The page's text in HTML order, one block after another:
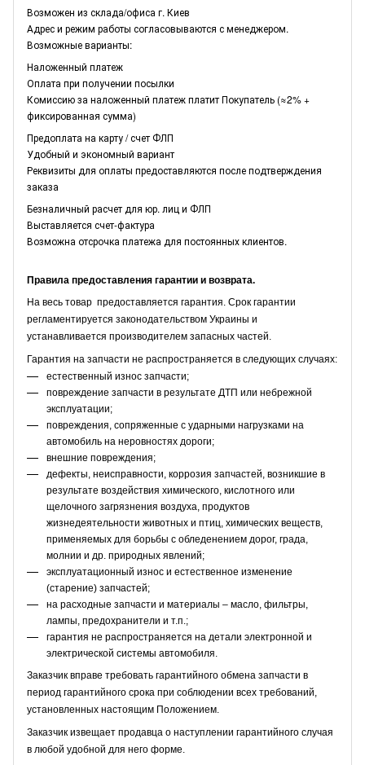
Возможен из склада/офиса г. Киев
Адрес и режим работы согласовываются с менеджером.
Возможные варианты:
Наложенный платеж
Оплата при получении посылки
Комиссию за наложенный платеж платит Покупатель (≈2% +
фиксированная сумма)
Предоплата на карту / счет ФЛП
Удобный и экономный вариант
Реквизиты для оплаты предоставляются после подтверждения
заказа
Безналичный расчет для юр. лиц и ФЛП
Выставляется счет-фактура
Возможна отсрочка платежа для постоянных клиентов.
Правила предоставления гарантии и возврата.
На весь товар предоставляется гарантия. Срок гарантии
регламентируется законодательством Украины и
устанавливается производителем запасных частей.
Гарантия на запчасти не распространяется в следующих случаях:
естественный износ запчасти;
повреждение запчасти в результате ДТП или небрежной
эксплуатации;
повреждения, сопряженные с ударными нагрузками на
автомобиль на неровностях дороги;
внешние повреждения;
дефекты, неисправности, коррозия запчастей, возникшие в
результате воздействия химического, кислотного или
щелочного загрязнения воздуха, продуктов
жизнедеятельности животных и птиц, химических веществ,
применяемых для борьбы с обледенением дорог, града,
молнии и др. природных явлений;
эксплуатационный износ и естественное изменение
(старение) запчастей;
на расходные запчасти и материалы – масло, фильтры,
лампы, предохранители и т.п.;
гарантия не распространяется на детали электронной и
электрической системы автомобиля.
Заказчик вправе требовать гарантийного обмена запчасти в
период гарантийного срока при соблюдении всех требований,
установленных настоящим Положением.
Заказчик извещает продавца о наступлении гарантийного случая
в любой удобной для него форме.